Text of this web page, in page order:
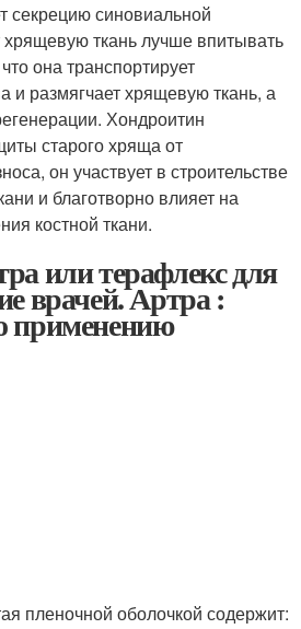
секрецию синовиальной
хрящевую ткань лучше впитывать
она транспортирует
и размягчает хрящевую ткань, а
Хондроитин
старого хряща от
он участвует в строительстве
и благотворно влияет на
костной ткани.
или терафлекс для
врачей. Артра :
применению
пленочной оболочкой содержит: